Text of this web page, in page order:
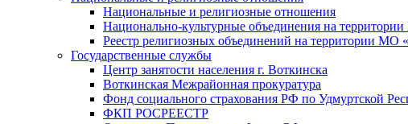
Национальные и религиозные отношения
Национально-культурные объединения на
Реестр религиозных объединений на территории МО
Государственные службы
Центр занятости населения г. Воткинска
Воткинская Межрайонная прокуратура
Фонд социального страхования РФ по Удмуртской
ФКП РОСРЕЕСТР